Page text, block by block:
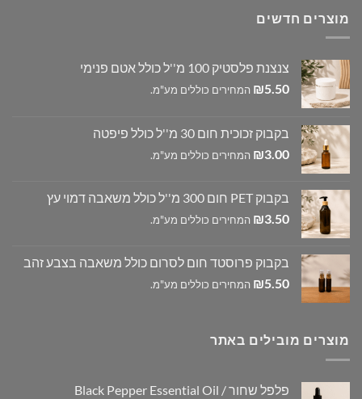
מוצרים חדשים
צנצנת פלסטיק 100 מ''ל כולל אטם פנימי
₪5.50 המחירים כוללים מע"מ.
בקבוק זכוכית חום 30 מ''ל כולל פיפטה
₪3.00 המחירים כוללים מע"מ.
בקבוק PET חום 300 מ''ל כולל משאבה דמוי עץ
₪3.50 המחירים כוללים מע"מ.
בקבוק פרוסטד חום לסרום כולל משאבה בצבע זהב
₪5.50 המחירים כוללים מע"מ.
מוצרים מובילים באתר
פלפל שחור / Black Pepper Essential Oil